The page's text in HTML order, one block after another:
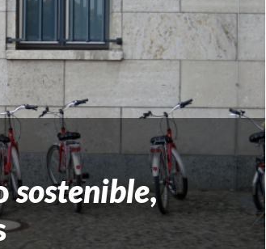
sostenible,